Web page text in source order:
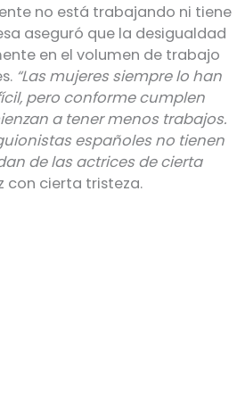
no está trabajando ni tiene
aseguró que la desigualdad
en el volumen de trabajo
“Las mujeres siempre lo han
pero conforme cumplen
a tener menos trabajos.
españoles no tienen
de las actrices de cierta
con cierta tristeza.